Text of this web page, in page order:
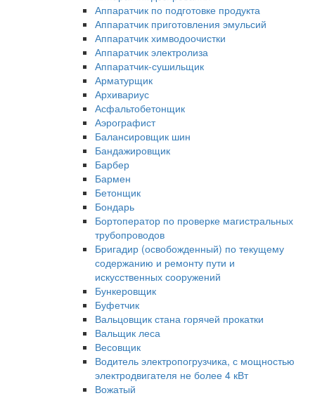
Аппаратчик по подготовке продукта
Аппаратчик приготовления эмульсий
Аппаратчик химводоочистки
Аппаратчик электролиза
Аппаратчик-сушильщик
Арматурщик
Архивариус
Асфальтобетонщик
Аэрографист
Балансировщик шин
Бандажировщик
Барбер
Бармен
Бетонщик
Бондарь
Бортоператор по проверке магистральных
трубопроводов
Бригадир (освобожденный) по текущему
содержанию и ремонту пути и
искусственных сооружений
Бункеровщик
Буфетчик
Вальцовщик стана горячей прокатки
Вальщик леса
Весовщик
Водитель электропогрузчика, с мощностью
электродвигателя не более 4 кВт
Вожатый